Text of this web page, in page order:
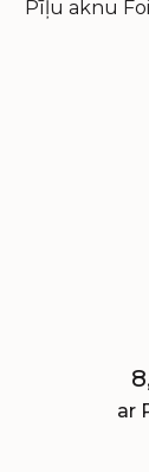
Pīļu aknu
ar